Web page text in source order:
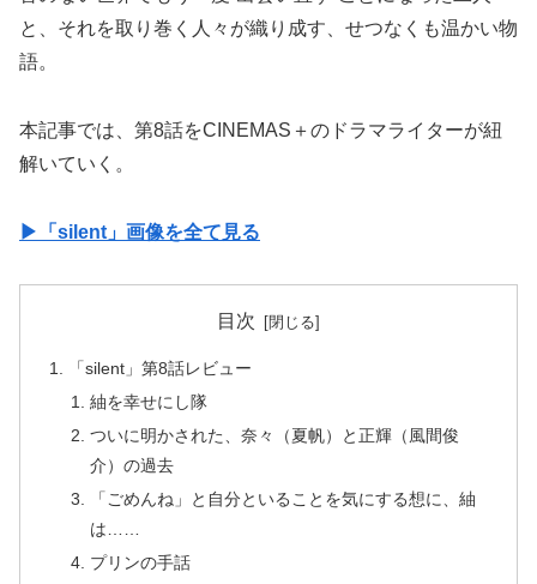
と、それを取り巻く人々が織り成す、せつなくも温かい物
語。
本記事では、第8話をCINEMAS＋のドラマライターが紐
解いていく。
▶︎「silent」画像を全て見る
目次
「silent」第8話レビュー
紬を幸せにし隊
ついに明かされた、奈々（夏帆）と正輝（風間俊
介）の過去
「ごめんね」と自分といることを気にする想に、紬
は……
プリンの手話